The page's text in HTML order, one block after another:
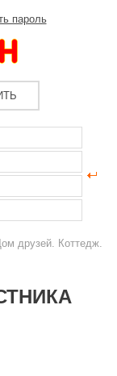
пароль
друзей. Коттедж.